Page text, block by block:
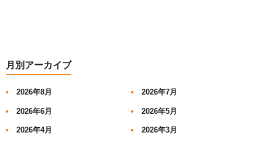
月別アーカイブ
2026年8月 2026年7月
2026年6月 2026年5月
2026年4月 2026年3月